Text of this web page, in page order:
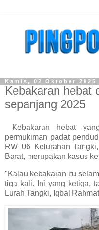
Kamis, 02 Oktober 2025
Kebakaran hebat
sepanjang 2025
Kebakaran hebat
permukiman padat
RW 06 Kelurahan
Barat, merupakan kasus
"Kalau kebakaran itu
tiga kali. Ini yang ketiga,
Lurah Tangki, Iqbal